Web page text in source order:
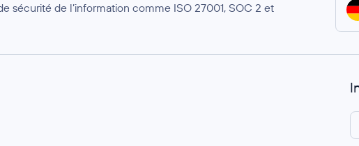
sécurité de l’information comme ISO 27001, SOC 2 et